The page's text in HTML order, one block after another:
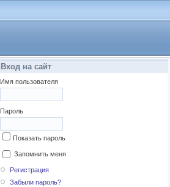
Вход на сайт
Имя пользователя
Пароль
Показать пароль
Запомнить меня
Регистрация
Забыли пароль?